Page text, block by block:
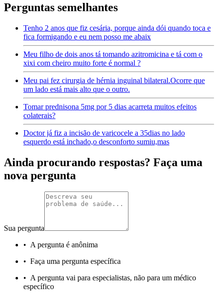
Perguntas semelhantes
Tenho 2 anos que fiz cesária, porque ainda dói quando toca e
fica formigando e eu nem posso me abaix
Meu filho de dois anos tá tomando azitromicina e tá com o
xixi com cheiro muito forte é normal ?
Meu pai fez cirurgia de hérnia inguinal bilateral.Ocorre que
um lado está mais alto que o outro.
Tomar prednisona 5mg por 5 dias acarreta muitos efeitos
colaterais?
Doctor já fiz a incisão de varicocele a 35dias no lado
esquerdo está inchado,o desconforto sumiu,mas
Ainda procurando respostas? Faça uma
nova pergunta
Sua pergunta
• A pergunta é anônima
• Faça uma pergunta específica
• A pergunta vai para especialistas, não para um médico
específico